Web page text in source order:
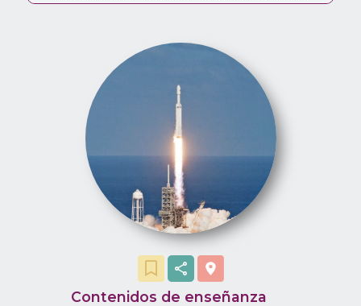
que un objeto tiene una aceleración
casos, algo le está sucediendo a ese
objeto debido a una interacción.
Llamamos a ese algo “fuerza”. A partir de
allí, ellos y ellas pueden diseñar un
experimento sencillo para examinar cómo
la masa afecta los efectos de una fuerza y,
de esta manera, recolectando sus propios
datos, arribar a una formulación
matemática.
Contenidos de enseñanza